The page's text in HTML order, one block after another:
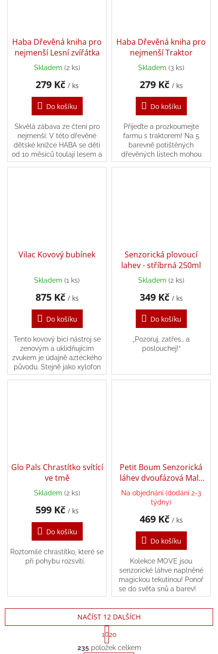
Haba Dřevěná kniha pro
nejmenší Lesní zvířátka
Skladem (2 ks)
279 Kč / ks
Do košíku
Skvělá zábava ze čtení pro
nejmenší: V této dřevěné
dětské knížce HABA se děti
od 10 měsíců toulají lesem a
objevují spoustu roztomilých
Haba Dřevěná kniha pro
nejmenší Traktor
Skladem (3 ks)
279 Kč / ks
Do košíku
Přijeďte a prozkoumejte
farmu s traktorem! Na 5
barevně potištěných
dřevěných listech mohou
děti zažít vzrušující
Vilac Kovový bubínek
Průměrné
produktu
hvězdiček.
Skladem (1 ks)
875 Kč / ks
Do košíku
Tento kovový bicí nástroj se
zenovým a uklidňujícím
zvukem je údajně aztéckého
původu. Stejně jako xylofon
vytváří každý kovový „jazyk“
Senzorická plovoucí
lahev - stříbrná 250ml
Skladem (2 ks)
349 Kč / ks
Do košíku
„Pozoruj, zatřes… a
poslouchej!“
Glo Pals Chrastítko svítící
ve tmě
Skladem (2 ks)
599 Kč / ks
Do košíku
Roztomilé chrastítko, které se
při pohybu rozsvítí.
Petit Boum Senzorická
láhev dvoufázová Malý
princ
Na objednání (dodání 2-3
týdny)
469 Kč / ks
Do košíku
Kolekce MOVE jsou
senzorické láhve naplněné
magickou tekutinou! Ponoř
se do světa snů a barev!
O
NAČÍST 12 DALŠÍCH
S
t
r
1
20
235položek celkem